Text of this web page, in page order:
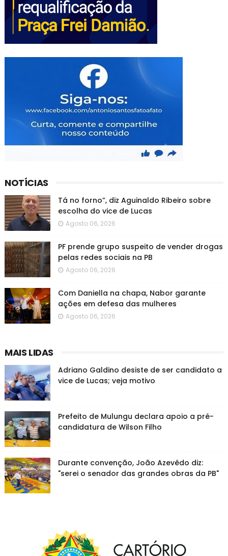
NOTÍCIAS
Tá no forno”, diz Aguinaldo Ribeiro sobre
escolha do vice de Lucas
Agosto 06, 2026
PF prende grupo suspeito de vender drogas
pelas redes sociais na PB
Agosto 06, 2026
Com Daniella na chapa, Nabor garante
ações em defesa das mulheres
Agosto 06, 2026
MAIS LIDAS
Adriano Galdino desiste de ser candidato a
vice de Lucas; veja motivo
Prefeito de Mulungu declara apoio a pré-
candidatura de Wilson Filho
Durante convenção, João Azevêdo diz:
"serei o senador das grandes obras da PB"